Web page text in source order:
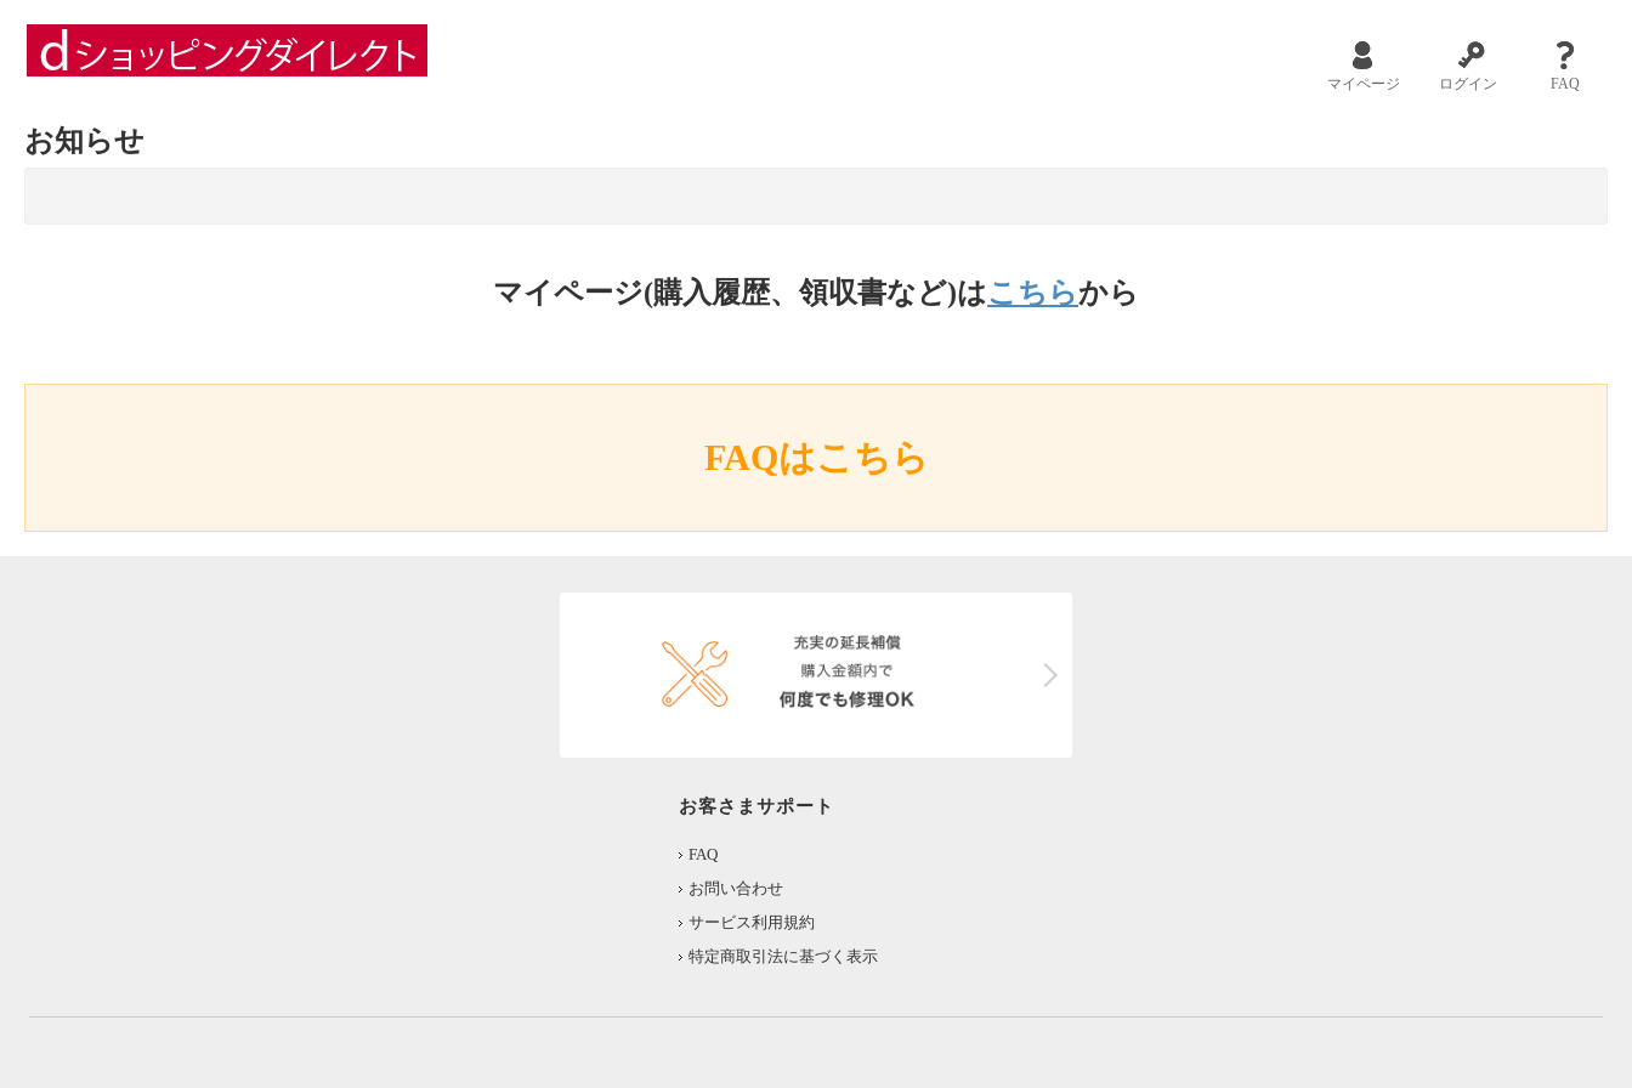
マイページ ログイン FAQ
お知らせ
マイページ(購入履歴、領収書など)はこちらから
FAQはこちら
お客さまサポート
FAQ
お問い合わせ
サービス利用規約
特定商取引法に基づく表示